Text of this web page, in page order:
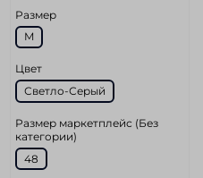
Размер
M
Цвет
Светло-Серый
Размер маркетплейс (Без
категории)
48